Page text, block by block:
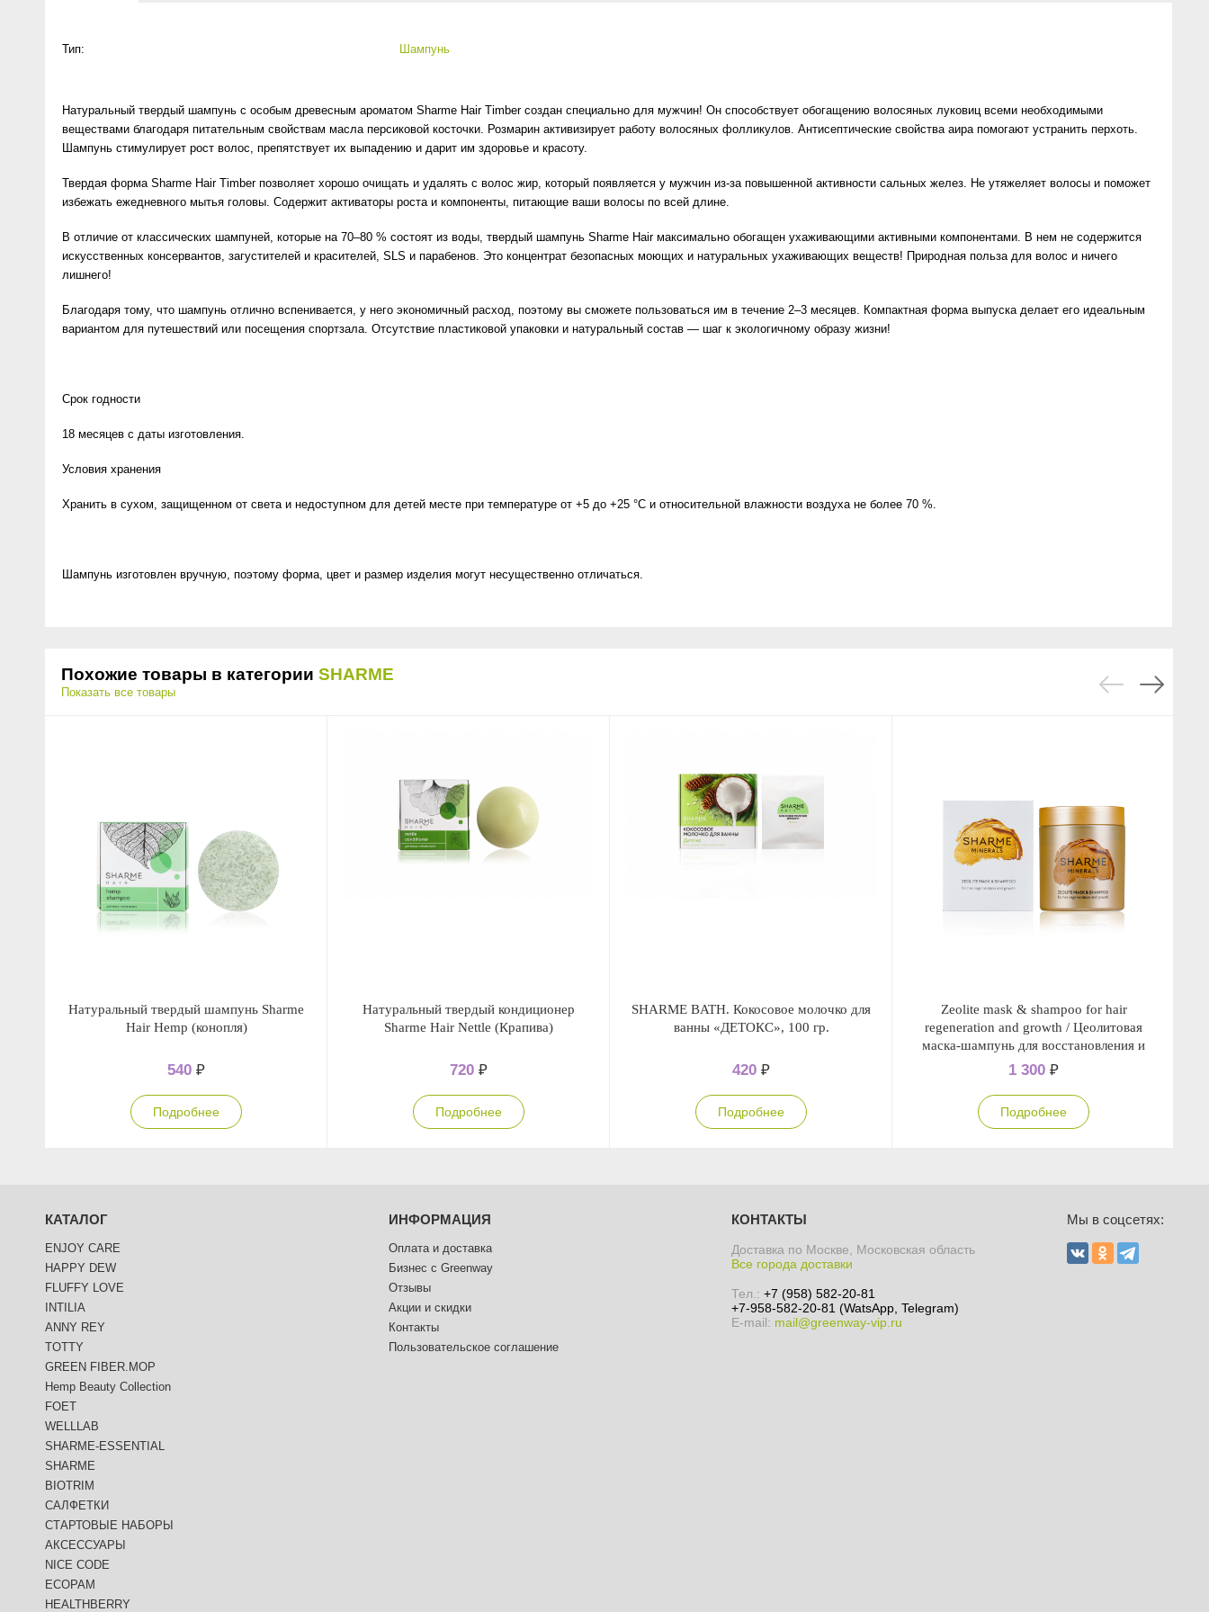
Happy Dew
Green Minds
Тип: Шампунь
Натуральный твердый шампунь с особым древесным ароматом Sharme Hair Timber создан специально для мужчин! Он способствует обогащению волосяных луковиц всеми необходимыми
веществами благодаря питательным свойствам масла персиковой косточки. Розмарин активизирует работу волосяных фолликулов. Антисептические свойства аира помогают устранить перхоть.
Шампунь стимулирует рост волос, препятствует их выпадению и дарит им здоровье и красоту.
Твердая форма Sharme Hair Timber позволяет хорошо очищать и удалять с волос жир, который появляется у мужчин из-за повышенной активности сальных желез. Не утяжеляет волосы и поможет
избежать ежедневного мытья головы. Содержит активаторы роста и компоненты, питающие ваши волосы по всей длине.
В отличие от классических шампуней, которые на 70–80 % состоят из воды, твердый шампунь Sharme Hair максимально обогащен ухаживающими активными компонентами. В нем не содержится
искусственных консервантов, загустителей и красителей, SLS и парабенов. Это концентрат безопасных моющих и натуральных ухаживающих веществ! Природная польза для волос и ничего
лишнего!
Благодаря тому, что шампунь отлично вспенивается, у него экономичный расход, поэтому вы сможете пользоваться им в течение 2–3 месяцев. Компактная форма выпуска делает его идеальным
вариантом для путешествий или посещения спортзала. Отсутствие пластиковой упаковки и натуральный состав — шаг к экологичному образу жизни!
Срок годности
18 месяцев с даты изготовления.
Условия хранения
Хранить в сухом, защищенном от света и недоступном для детей месте при температуре от +5 до +25 °С и относительной влажности воздуха не более 70 %.
Шампунь изготовлен вручную, поэтому форма, цвет и размер изделия могут несущественно отличаться.
Похожие товары в категории SHARME
Показать все товары
Натуральный твердый шампунь Sharme
Hair Hemp (конопля)
540 ₽
Подробнее
Натуральный твердый кондиционер
Sharme Hair Nettle (Крапива)
720 ₽
Подробнее
SHARME BATH. Кокосовое молочко для
ванны «ДЕТОКС», 100 гр.
420 ₽
Подробнее
Zeolitе mask & shampoo for hair
regeneration and growth / Цеолитовая
маска-шампунь для восстановления и
роста волос
1 300 ₽
Подробнее
КАТАЛОГ
ENJOY CARE
HAPPY DEW
FLUFFY LOVE
INTILIA
ANNY REY
TOTTY
GREEN FIBER.MOP
Hemp Beauty Collection
FOET
WELLLAB
SHARME-ESSENTIAL
SHARME
BIOTRIM
САЛФЕТКИ
СТАРТОВЫЕ НАБОРЫ
АКСЕССУАРЫ
NICE CODE
ECOPAM
HEALTHBERRY
ИНФОРМАЦИЯ
Оплата и доставка
Бизнес с Greenway
Отзывы
Акции и скидки
Контакты
Пользовательское соглашение
КОНТАКТЫ
Доставка по Москве, Московская область
Все города доставки
Тел.:+7 (958) 582-20-81
+7-958-582-20-81 (WatsApp, Telegram)
E-mail: mail@greenway-vip.ru
Мы в соцсетях: